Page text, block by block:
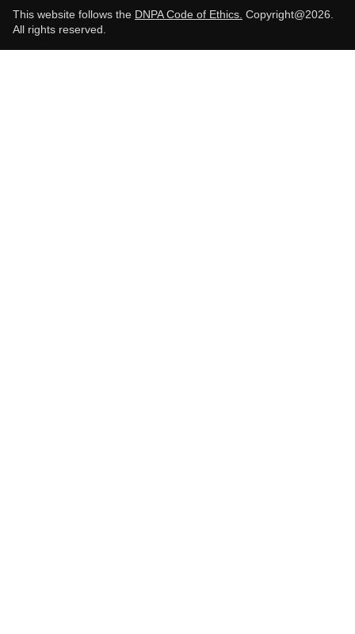
This website follows the DNPA Code of Ethics. Copyright@2026.
All rights reserved.